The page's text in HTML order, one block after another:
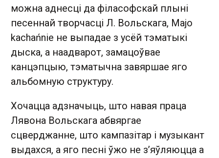
можна аднесці да філасофскай плыні
песеннай творчасці Л. Вольскага, Majo
kachańnie не выпадае з усёй тэматыкі
дыска, а наадварот, замацоўвае
канцэпцыю, тэматычна завяршае яго
альбомную структуру.
Хочацца адзначыць, што навая праца
Лявона Вольскага абвяргае
сцверджанне, што кампазітар і музыкант
выдахся, а яго песні ўжо не з’яўляюцца а